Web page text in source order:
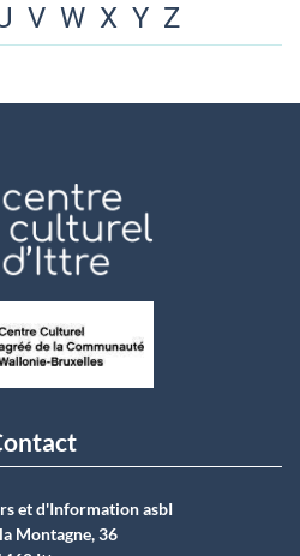
V W X Y Z
et d'Information asbI
Montagne, 36